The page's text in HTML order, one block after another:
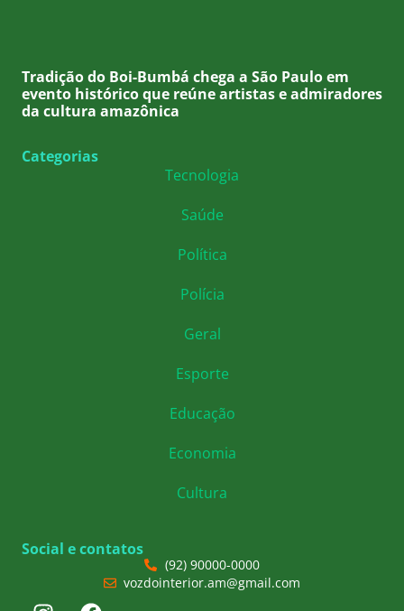
Tradição do Boi-Bumbá chega a São Paulo em
evento histórico que reúne artistas e admiradores
da cultura amazônica
Categorias
Tecnologia
Saúde
Política
Polícia
Geral
Esporte
Educação
Economia
Cultura
Social e contatos
(92) 90000-0000
vozdointerior.am@gmail.com